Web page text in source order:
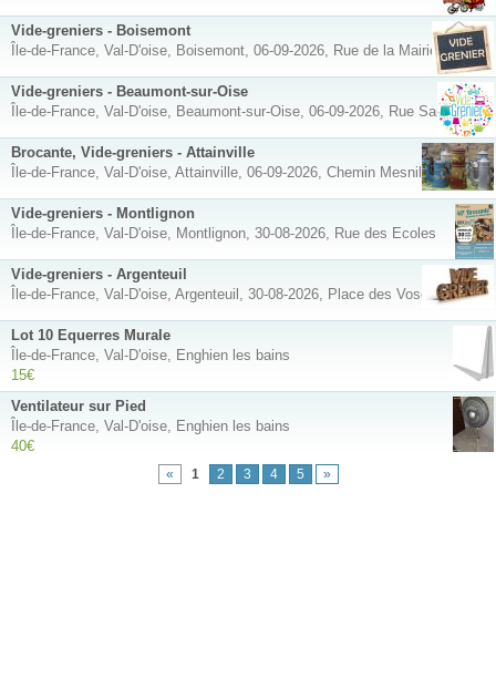
Vide-greniers - Boisemont
Île-de-France, Val-D'oise, Boisemont, 06-09-2026, Rue de la Mairie
Vide-greniers - Beaumont-sur-Oise
Île-de-France, Val-D'oise, Beaumont-sur-Oise, 06-09-2026, Rue Saint-Roch
Brocante, Vide-greniers - Attainville
Île-de-France, Val-D'oise, Attainville, 06-09-2026, Chemin Mesnil Aubry
Vide-greniers - Montlignon
Île-de-France, Val-D'oise, Montlignon, 30-08-2026, Rue des Ecoles
Vide-greniers - Argenteuil
Île-de-France, Val-D'oise, Argenteuil, 30-08-2026, Place des Vosges
Lot 10 Equerres Murale
Île-de-France, Val-D'oise, Enghien les bains
15€
Ventilateur sur Pied
Île-de-France, Val-D'oise, Enghien les bains
40€
« 1 2 3 4 5 »